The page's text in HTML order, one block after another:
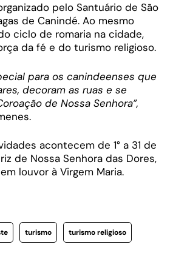
pelo Santuário de São
de Canindé. Ao mesmo
ciclo de romaria na cidade,
da fé e do turismo religioso.
para os canindeenses que
decoram as ruas e se
de Nossa Senhora”,
acontecem de 1° a 31 de
de Nossa Senhora das Dores,
louvor à Virgem Maria.
turismo turismo religioso